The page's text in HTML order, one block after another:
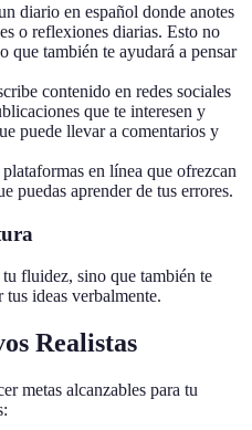
diario en español donde anotes
o reflexiones diarias. Esto no
que también te ayudará a pensar
contenido en redes sociales
que te interesen y
puede llevar a comentarios y
plataformas en línea que ofrezcan
puedas aprender de tus errores.
fluidez, sino que también te
ideas verbalmente.
Realistas
metas alcanzables para tu